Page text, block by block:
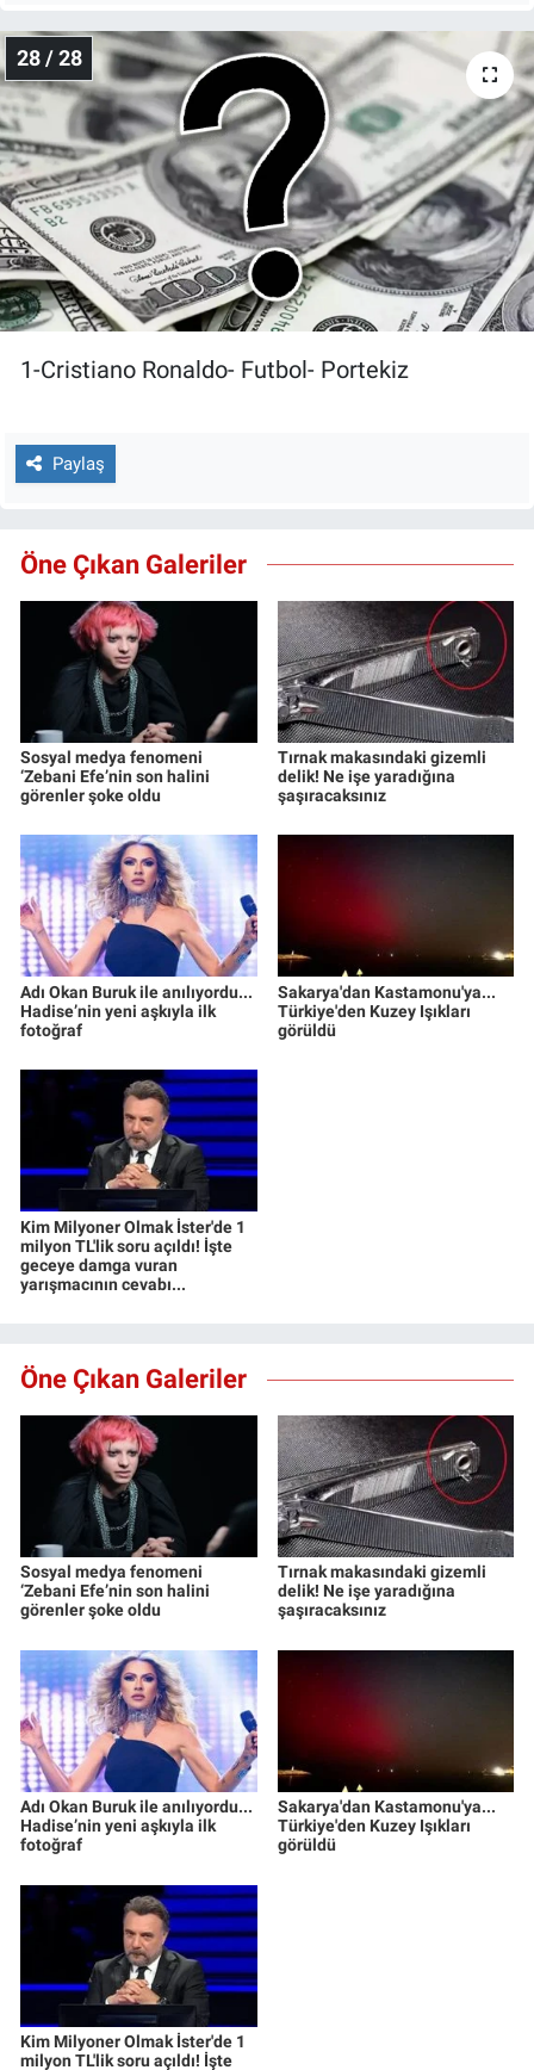
28 / 28
1-Cristiano Ronaldo- Futbol- Portekiz
Paylaş
Öne Çıkan Galeriler
Sosyal medya fenomeni
‘Zebani Efe’nin son halini
görenler şoke oldu
Tırnak makasındaki gizemli
delik! Ne işe yaradığına
şaşıracaksınız
Adı Okan Buruk ile anılıyordu...
Hadise’nin yeni aşkıyla ilk
fotoğraf
Sakarya'dan Kastamonu'ya...
Türkiye'den Kuzey Işıkları
görüldü
Kim Milyoner Olmak İster'de 1
milyon TL'lik soru açıldı! İşte
geceye damga vuran
yarışmacının cevabı...
Öne Çıkan Galeriler
Sosyal medya fenomeni
‘Zebani Efe’nin son halini
görenler şoke oldu
Tırnak makasındaki gizemli
delik! Ne işe yaradığına
şaşıracaksınız
Adı Okan Buruk ile anılıyordu...
Hadise’nin yeni aşkıyla ilk
fotoğraf
Sakarya'dan Kastamonu'ya...
Türkiye'den Kuzey Işıkları
görüldü
Kim Milyoner Olmak İster'de 1
milyon TL'lik soru açıldı! İşte